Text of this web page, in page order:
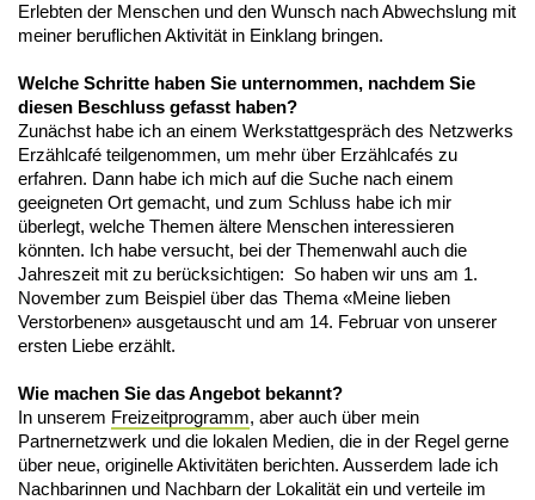
Erlebten der Menschen und den Wunsch nach Abwechslung mit
meiner beruflichen Aktivität in Einklang bringen.
Welche Schritte haben Sie unternommen, nachdem Sie
diesen Beschluss gefasst haben?
Zunächst habe ich an einem Werkstattgespräch des Netzwerks
Erzählcafé teilgenommen, um mehr über Erzählcafés zu
erfahren. Dann habe ich mich auf die Suche nach einem
geeigneten Ort gemacht, und zum Schluss habe ich mir
überlegt, welche Themen ältere Menschen interessieren
könnten. Ich habe versucht, bei der Themenwahl auch die
Jahreszeit mit zu berücksichtigen: So haben wir uns am 1.
November zum Beispiel über das Thema «Meine lieben
Verstorbenen» ausgetauscht und am 14. Februar von unserer
ersten Liebe erzählt.
Wie machen Sie das Angebot bekannt?
In unserem Freizeitprogramm, aber auch über mein
Partnernetzwerk und die lokalen Medien, die in der Regel gerne
über neue, originelle Aktivitäten berichten. Ausserdem lade ich
Nachbarinnen und Nachbarn der Lokalität ein und verteile im